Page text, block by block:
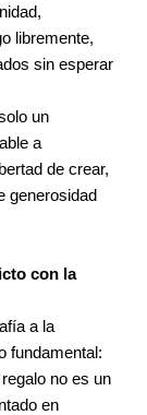
libremente,
sin esperar
un
a
de crear,
generosidad
con la
a la
fundamental:
no es un
en